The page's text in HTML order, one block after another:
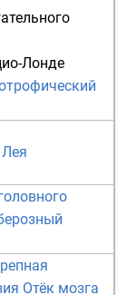
Лонде
Отёк мозга